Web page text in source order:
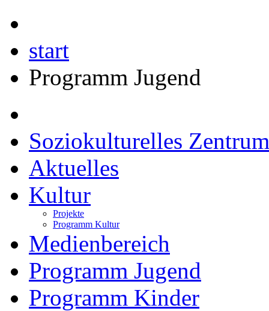
start
Programm Jugend
Soziokulturelles
Aktuelles
Kultur
Projekte
Programm Kultur
Medienbereich
Programm Jugend
Programm Kinder